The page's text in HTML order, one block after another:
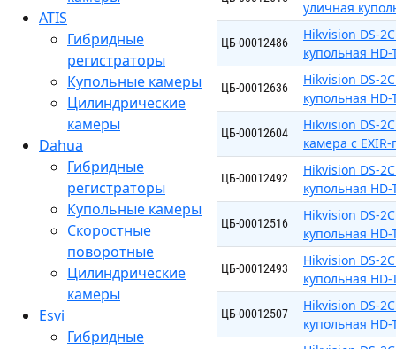
ATIS
Гибридные
регистраторы
Купольные камеры
Цилиндрические
камеры
Dahua
Гибридные
регистраторы
Купольные камеры
Скоростные
поворотные
Цилиндрические
камеры
Esvi
Гибридные
уличная
ЦБ-00012486
Hikvision DS-
купольная
ЦБ-00012636
Hikvision DS-
купольная
ЦБ-00012604
Hikvision DS-
камера c
ЦБ-00012492
Hikvision DS-
купольная
ЦБ-00012516
Hikvision DS-
купольная
ЦБ-00012493
Hikvision DS-
купольная
ЦБ-00012507
Hikvision DS-
купольная